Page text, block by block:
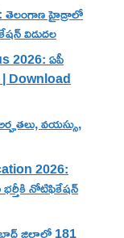
తెలంగాణ హైడ్రాలో
విడుదల
2026: ఏపీ
Download
వయస్సు,
2026:
నోటిఫికేషన్
జిల్లాలో 181